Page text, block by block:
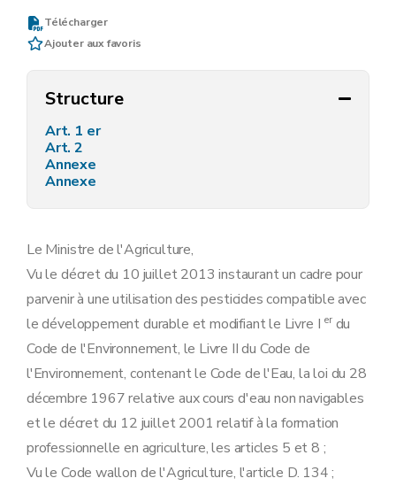
Télécharger
Ajouter aux favoris
Structure
Art. 1 er
Art. 2
Annexe
Annexe
Le Ministre de l'Agriculture,
Vu le décret du 10 juillet 2013 instaurant un cadre pour
parvenir à une utilisation des pesticides compatible avec
le développement durable et modifiant le Livre I erdu
Code de l'Environnement, le Livre II du Code de
l'Environnement, contenant le Code de l'Eau, la loi du 28
décembre 1967 relative aux cours d'eau non navigables
et le décret du 12 juillet 2001 relatif à la formation
professionnelle en agriculture, les articles 5 et 8 ;
Vu le Code wallon de l'Agriculture, l'article D. 134 ;